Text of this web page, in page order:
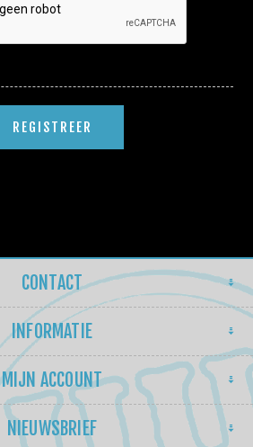
CONTACT
INFORMATIE
MIJN ACCOUNT
NIEUWSBRIEF